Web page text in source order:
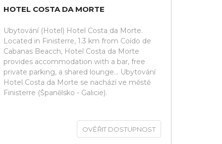
HOTEL COSTA DA MORTE
Ubytování (Hotel) Hotel Costa da Morte.
Located in Finisterre, 1.3 km from Coído de
Cabanas Beacch, Hotel Costa da Morte
provides accommodation with a bar, free
private parking, a shared lounge... Ubytování
Hotel Costa da Morte se nachází ve městě
Finisterre (Španělsko - Galicie).
OVĚŘIT DOSTUPNOST